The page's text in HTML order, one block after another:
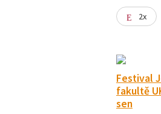
2x
Festival
fakultě
sen